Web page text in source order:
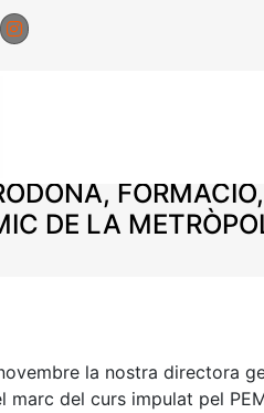
DE LA
la nostra directora
marc del curs impulat pel